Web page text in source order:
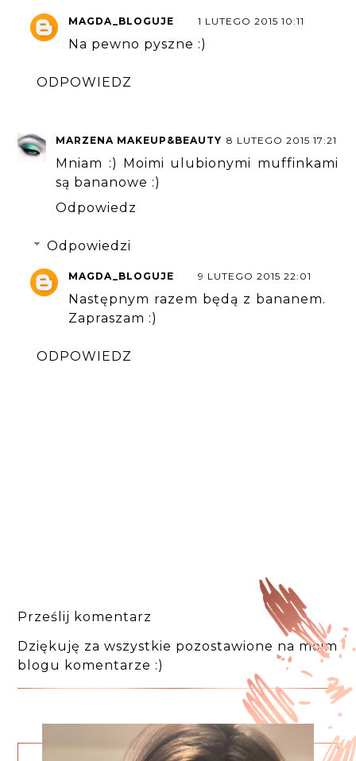
MAGDA_BLOGUJE 1 LUTEGO 2015 10:11
Na pewno pyszne :)
ODPOWIEDZ
MARZENA MAKEUP&BEAUTY 8 LUTEGO 2015 17:21
Mniam :) Moimi ulubionymi muffinkami
są bananowe :)
Odpowiedz
Odpowiedzi
MAGDA_BLOGUJE 9 LUTEGO 2015 22:01
Następnym razem będą z bananem.
Zapraszam :)
ODPOWIEDZ
Prześlij komentarz
Dziękuję za wszystkie pozostawione na moim
blogu komentarze :)